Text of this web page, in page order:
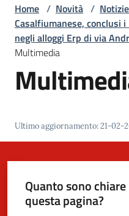
Amministrazione
Novità
Vivere
Casalfiumanese
Home / Novità / Notizie
Casalfiumanese, conclusi
negli alloggi Erp di via
Multimedia
Ultimo aggiornamento:21-02-
Quanto sono
questa pagina?